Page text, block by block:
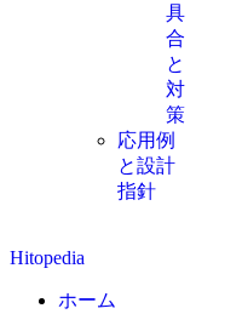
具
合
と
対
策
応用例
と設計
指針
Hitopedia
ホーム